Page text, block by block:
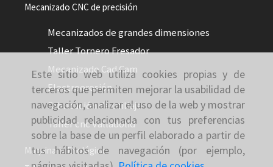
Este sitio web utiliza cookies propias y de
terceros que permiten mejorar la usabilidad de
navegación, analizar el uso de la web y mostrar
publicidad relacionada con tus preferencias
sobre la base de un perfil elaborado a partir de
tus hábitos de navegación (por ejemplo,
Mecanizado CNC de precisión
Mecanizados de grandes dimensiones
Taller Tornero Fresador
Mecanizado Cad Cam
Electroerosión
Fabricación de utillaje
Taller cnc Valladolid
Maquinaria Enológica